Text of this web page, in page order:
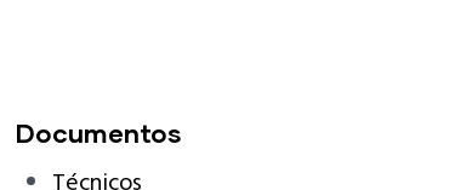
Documentos